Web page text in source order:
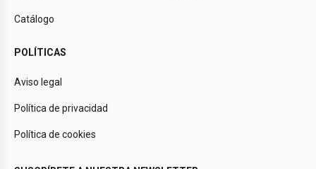
Catálogo
POLÍTICAS
Aviso legal
Política de privacidad
Política de cookies